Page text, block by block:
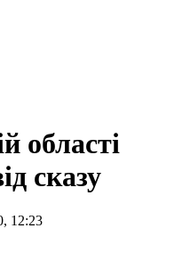
області
сказу
12:23